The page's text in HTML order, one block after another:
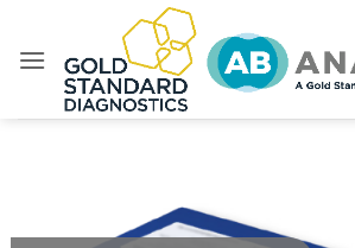
contenuti